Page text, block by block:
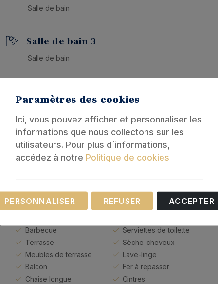
Salle de bain
Salle de bain 3
Salle de bain
Equipement
Général
Parking
Piscine privée
Barbecue
Terrasse
Meubles de terrasse
Balcon
Chaise longue
Douche
Baignoire
Serviettes de toilette
Sèche-cheveux
Lave-linge
Fer à repasser
Cintres
Paramètres des cookies
Ici, vous pouvez afficher et personnaliser les
informations que nous collectons sur les
utilisateurs. Pour plus d´informations,
accédez à notre Politique de cookies
Nécessaire
Ces cookies sont nécessaires au fonctionnement
PERSONNALISER REFUSER ACCEPTER